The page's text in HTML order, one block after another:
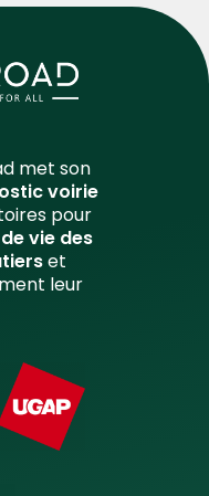
met son
voirie
pour
vie des
et
leur